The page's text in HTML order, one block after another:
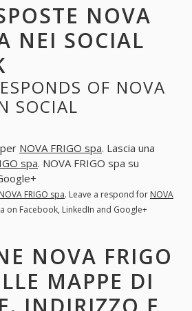
NOVA
NEI SOCIAL
OF NOVA
SOCIAL
NOVA FRIGO spa. Lascia una
spa. NOVA FRIGO spa su
NOVA FRIGO spa. Leave a respond for NOVA
on Facebook, LinkedIn and Google+
NOVA FRIGO
MAPPE DI